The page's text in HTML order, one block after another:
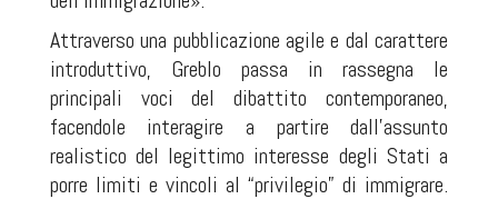
Attraverso una pubblicazione agile e dal carattere
introduttivo, Greblo passa in rassegna le
principali voci del dibattito contemporaneo,
facendole interagire a partire dall’assunto
realistico del legittimo interesse degli Stati a
porre limiti e vincoli al “privilegio” di immigrare.